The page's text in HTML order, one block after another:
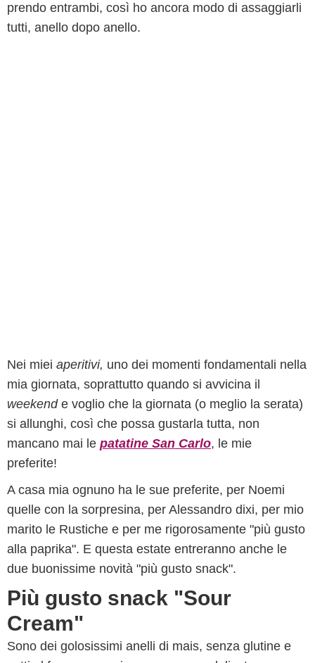
prendo entrambi, così ho ancora modo di assaggiarli
tutti, anello dopo anello.
Nei miei aperitivi, uno dei momenti fondamentali nella
mia giornata, soprattutto quando si avvicina il
weekende voglio che la giornata (o meglio la serata)
si allunghi, così che possa gustarla tutta, non
mancano mai le patatine San Carlo, le mie
preferite!
A casa mia ognuno ha le sue preferite, per Noemi
quelle con la sorpresina, per Alessandro dixi, per mio
marito le Rustiche e per me rigorosamente "più gusto
alla paprika". E questa estate entreranno anche le
due buonissime novità "più gusto snack".
Più gusto snack "Sour
Cream"
Sono dei golosissimi anelli di mais, senza glutine e